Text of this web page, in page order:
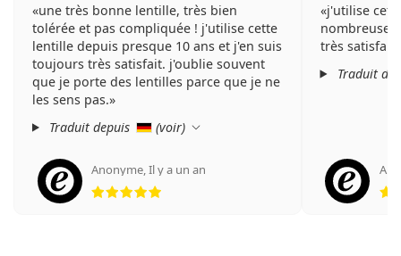
une très bonne lentille, très bien
tolérée et pas compliquée ! j'utilise cette
lentille depuis presque 10 ans et j'en suis
toujours très satisfait. j'oublie souvent
que je porte des lentilles parce que je ne
les sens pas.
Traduit depuis
(voir)
Anonyme,Il y a un an
évaluation 5 sur 5
j'utilise
très satisfait
Traduit